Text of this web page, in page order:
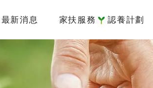
最新消息 家扶服務
國內服務
國際服務
認養計劃
認養介紹
我要認養